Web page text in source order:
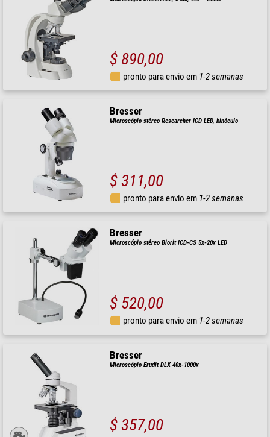
$ 890,00
pronto para envio em 1-2 semanas
Bresser
Microscópio stéreo Researcher ICD LED, binóculo
$ 311,00
pronto para envio em 1-2 semanas
Bresser
Microscópio stéreo Biorit ICD-CS 5x-20x LED
$ 520,00
pronto para envio em 1-2 semanas
Bresser
Microscópio Erudit DLX 40x-1000x
$ 357,00